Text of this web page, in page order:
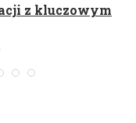
z kluczowym